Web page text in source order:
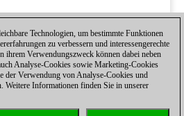
Technologien, um bestimmte Funktionen
zu verbessern und interessengerechte
ihrem Verwendungszweck können dabei neben
Analyse-Cookies sowie Marketing-Cookies
der Verwendung von Analyse-Cookies und
Weitere Informationen finden Sie in unserer